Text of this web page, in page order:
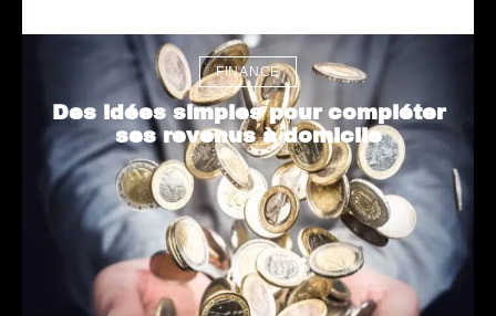
FINANCE
Des idées simples pour compléter
ses revenus à domicile